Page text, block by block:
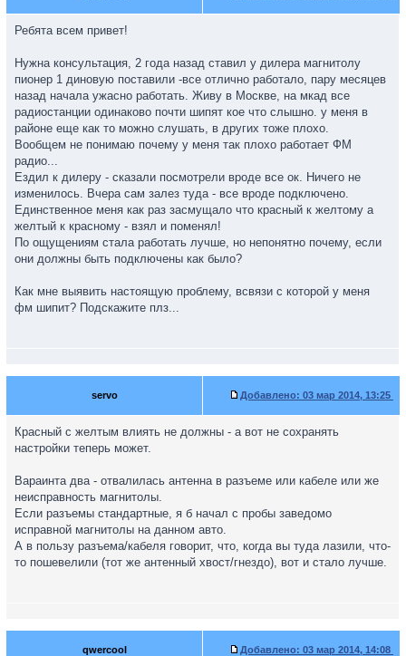
Ребята всем привет!
Нужна консультация, 2 года назад ставил у дилера магнитолу
пионер 1 диновую поставили -все отлично работало, пару месяцев
назад начала ужасно работать. Живу в Москве, на мкад все
радиостанции одинаково почти шипят кое что слышно. у меня в
районе еще как то можно слушать, в других тоже плохо.
Вообщем не понимаю почему у меня так плохо работает ФМ
радио...
Ездил к дилеру - сказали посмотрели вроде все ок. Ничего не
изменилось. Вчера сам залез туда - все вроде подключено.
Единственное меня как раз засмущало что красный к желтому а
желтый к красному - взял и поменял!
По ощущениям стала работать лучше, но непонятно почему, если
они должны быть подключены как было?
Как мне выявить настоящую проблему, всвязи с которой у меня
фм шипит? Подскажите плз...
servo Добавлено: 03 мар 2014, 13:25
Красный с желтым влиять не должны - а вот не сохранять
настройки теперь может.
Вараинта два - отвалилась антенна в разъеме или кабеле или же
неисправность магнитолы.
Если разъемы стандартные, я б начал с пробы заведомо
исправной магнитолы на данном авто.
А в пользу разъема/кабеля говорит, что, когда вы туда лазили, что-
то пошевелили (тот же антенный хвост/гнездо), вот и стало лучше.
qwercool Добавлено: 03 мар 2014, 14:08